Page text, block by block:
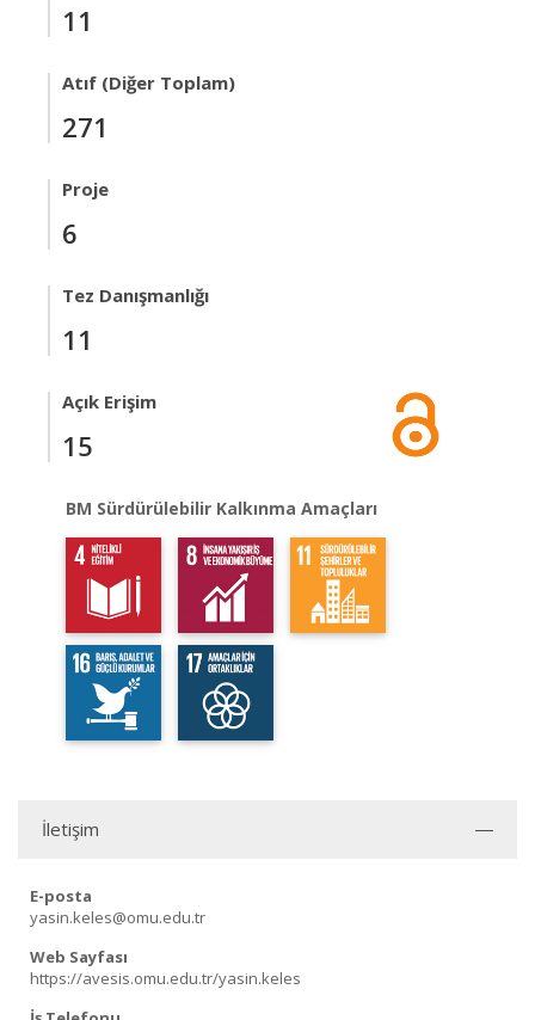
11
Atıf (Diğer Toplam)
271
Proje
6
Tez Danışmanlığı
11
Açık Erişim
15
BM Sürdürülebilir Kalkınma Amaçları
İletişim
E-posta
yasin.keles@omu.edu.tr
Web Sayfası
https://avesis.omu.edu.tr/yasin.keles